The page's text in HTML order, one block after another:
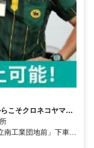
こそクロネコヤマト
工業団地前」下車。